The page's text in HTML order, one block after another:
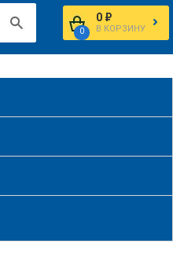
0
0 ₽
В КОРЗИНУ